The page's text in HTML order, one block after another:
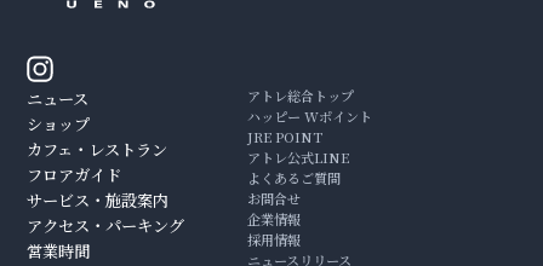
ニュース
ショップ
カフェ・レストラン
フロアガイド
サービス・施設案内
アクセス・パーキング
営業時間
アトレ総合トップ
ハッピー Wポイント
JRE POINT
アトレ公式LINE
よくあるご質問
お問合せ
企業情報
採用情報
ニュースリリース